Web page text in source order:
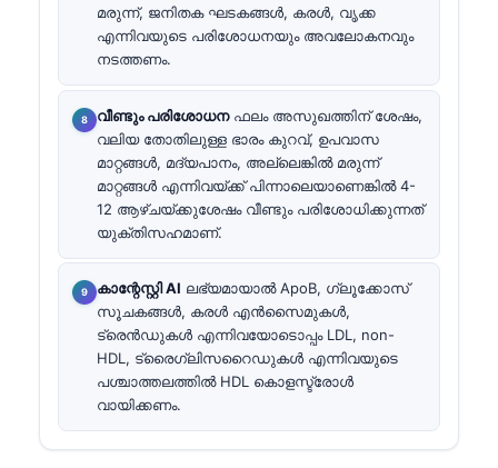
മരുന്ന്, ജനിതക ഘടകങ്ങൾ, കരൾ, വൃക്ക
എന്നിവയുടെ പരിശോധനയും അവലോകനവും
നടത്തണം.
വീണ്ടും പരിശോധനഫലം അസുഖത്തിന് ശേഷം,
വലിയ തോതിലുള്ള ഭാരം കുറവ്, ഉപവാസ
മാറ്റങ്ങൾ, മദ്യപാനം, അല്ലെങ്കിൽ മരുന്ന്
മാറ്റങ്ങൾ എന്നിവയ്ക്ക് പിന്നാലെയാണെങ്കിൽ 4-
12 ആഴ്ചയ്ക്കുശേഷം വീണ്ടും പരിശോധിക്കുന്നത്
യുക്തിസഹമാണ്.
കാന്റേസ്റ്റി AI ലഭ്യമായാൽ ApoB, ഗ്ലൂക്കോസ്
സൂചകങ്ങൾ, കരൾ എൻസൈമുകൾ,
ട്രെൻഡുകൾ എന്നിവയോടൊപ്പം LDL, non-
HDL, ട്രൈഗ്ലിസറൈഡുകൾ എന്നിവയുടെ
പശ്ചാത്തലത്തിൽ HDL കൊളസ്ട്രോൾ
വായിക്കണം.